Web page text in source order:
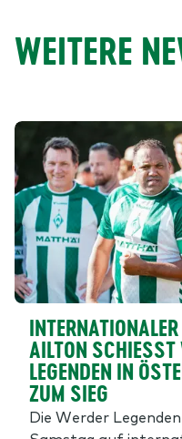
WEITERE
AILTON SCHIESST
EGENDEN IN
UM SIEG
Die Werder